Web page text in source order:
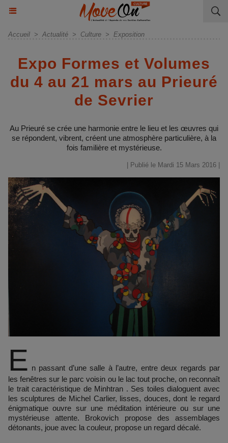
Accueil > Actualité > Culture > Exposition
Expo Formes et Volumes
du 4 au 21 mars au Prieuré
de Sevrier
Au Prieuré se crée une harmonie entre le lieu et les œuvres qui
se répondent, vibrent, créent une atmosphère particulière, à la
fois familière et mystérieuse.
| Publié le Mardi 15 Mars 2016 |
E n passant d’une salle à l’autre, entre deux regards par
les fenêtres sur le parc voisin ou le lac tout proche, on reconnaît
le trait caractéristique de Minhtran . Ses toiles dialoguent avec
les sculptures de Michel Carlier, lisses, douces, dont le regard
énigmatique ouvre sur une méditation intérieure ou sur une
mystérieuse attente. Brokovich propose des assemblages
détonants, joue avec la couleur, propose un regard décalé.